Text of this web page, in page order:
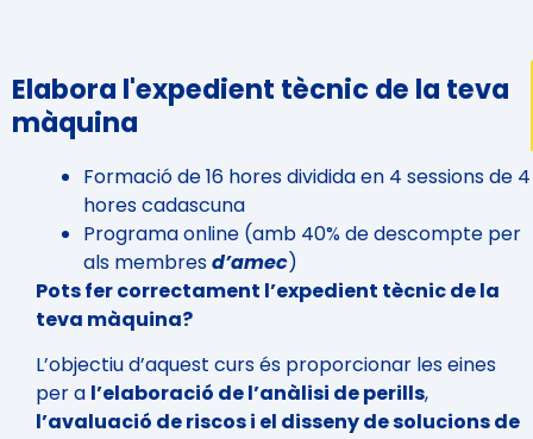
Elabora l'expedient tècnic de la teva
màquina
Formació de 16 hores dividida en 4 sessions de 4
hores cadascuna
Programa online (amb 40% de descompte per
als membresd’amec)
Pots fer correctament l’expedient tècnic de la
teva màquina?
L’objectiu d’aquest curs és proporcionar les eines
per a l’elaboració de l’anàlisi de perills,
l’avaluació de riscos i el disseny de solucions de